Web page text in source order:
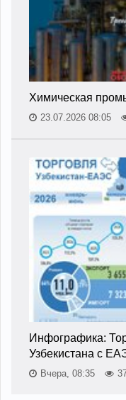
Химическая
23.07.2026 08:05
Инфографика:
Узбекистана с
Вчера, 08:35